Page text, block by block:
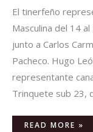
El tinerfeño
Masculina del 14
junto a Carlos
Pacheco. Hugo
representante
Trinquete sub 23,
READ MORE »